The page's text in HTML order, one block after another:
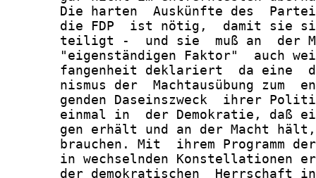
Die harten  Auskünfte des
die FDP  ist nötig,  damit sie
teiligt -  und sie  muß an  der
"eigenständigen Faktor"  auch
fangenheit deklariert  da eine
nismus der  Machtausübung zum
genden Daseinszweck  ihrer
einmal in  der Demokratie, daß
gen erhält und an der Macht
brauchen. Mit  ihrem Programm
in wechselnden Konstellationen
der demokratischen  Herrschaft